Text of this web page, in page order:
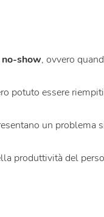
no-show, ovvero
potuto essere
un problema
produttività del